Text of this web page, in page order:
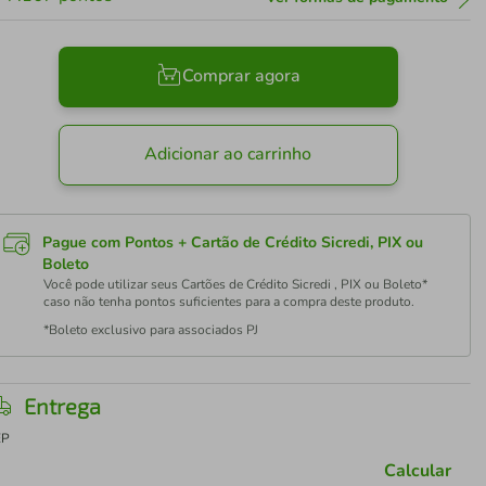
Comprar agora
Adicionar ao carrinho
Pague com Pontos + Cartão de Crédito Sicredi, PIX ou
Boleto
Você pode utilizar seus Cartões de Crédito Sicredi , PIX ou Boleto*
caso não tenha pontos suficientes para a compra deste produto.
*Boleto exclusivo para associados PJ
Entrega
Calcular